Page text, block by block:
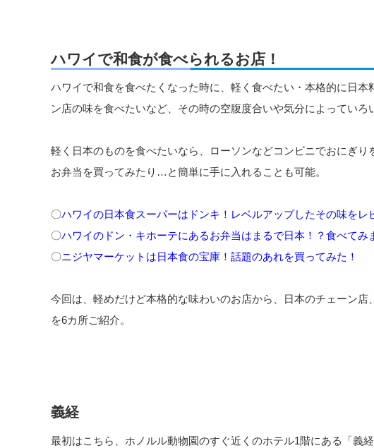
ハワイで和食が食べられるお店！
ハワイで和食を食べたくなった時に、軽く食べたい・本格的に日本
ン店の味を食べたいなど、その時の空腹度合いや気分によっていろ
軽く日本のものを食べたいなら、ローソンなどコンビニでおにぎり
お弁当を買ってみたり…と簡単に手に入れることも可能。
〇ハワイの日本食スーパーはドンキ！レベルアップしたその味をレ
〇ハワイのドン・キホーテにあるお弁当はまるで日本！？食べてみ
〇ニジヤマーケットは日本食の宝庫！話題のあれを買ってみた！
今回は、軽めだけど本格的な味わいのお店から、日本のチェーン店
を6カ所ご紹介。
義経
最初はこちら、ホノルル動物園のすぐ近くのホテル1階にある「義経